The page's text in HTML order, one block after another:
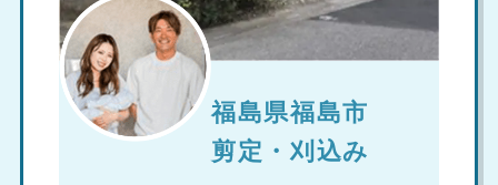
福島県福島市
剪定・刈込み